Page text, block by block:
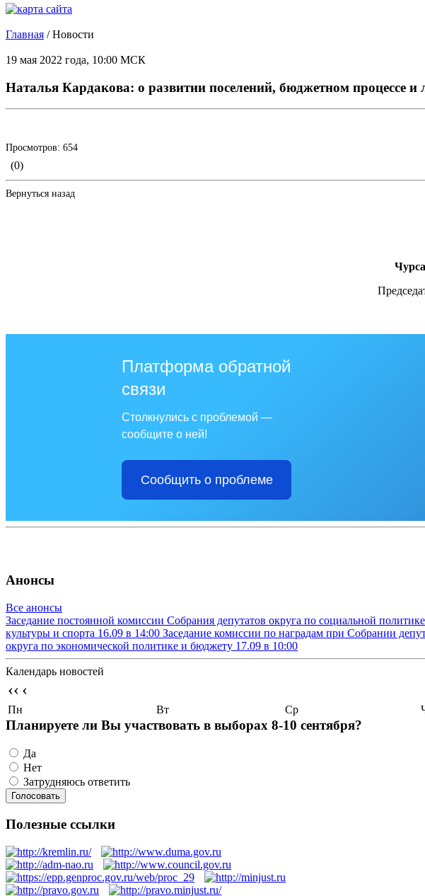
Главная /Новости
19 мая 2022 года, 10:00 МСК
Наталья Кардакова: о развитии поселений, бюджетном процессе
Просмотров: 654
(0)
Вернуться назад
Платформа обратной
связи
Столкнулись с проблемой —
сообщите о ней!
Сообщить о проблеме
Анонсы
Все анонсы
Заседание постоянной комиссии Собрания депутатов округа по социальной политике
культуры и спорта 16.09 в 14:00 Заседание комиссии по наградам при Собрании
округа по экономической политике и бюджету 17.09 в 10:00
Календарь новостей
‹‹ ‹
Пн Вт Ср
Планируете ли Вы участвовать в выборах 8-10 сентября?
Да
Нет
Затрудняюсь ответить
Полезные ссылки